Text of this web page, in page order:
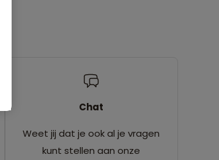
Chat
Weet jij dat je ook al je vragen
kunt stellen aan onze